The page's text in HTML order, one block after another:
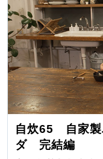
自炊65 自家製
ダ 完結編